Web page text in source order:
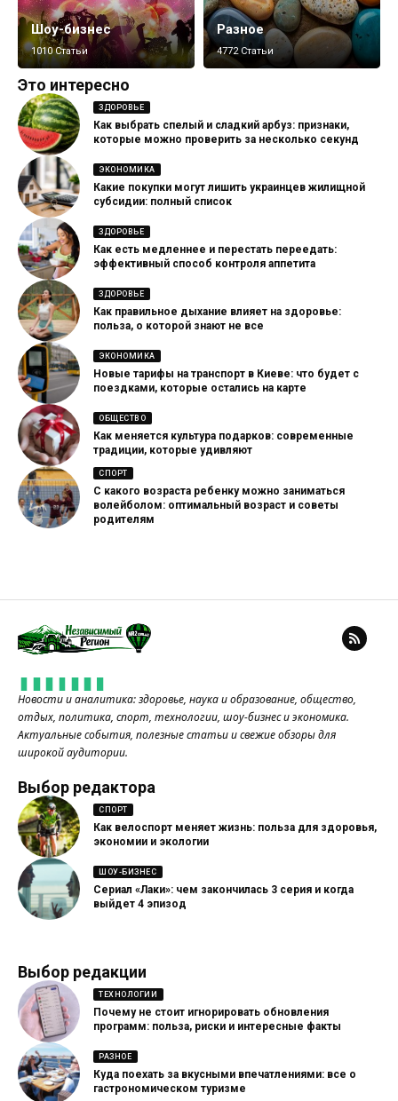
Шоу-бизнес
1010 Статьи
Разное
4772 Статьи
Это интересно
ЗДОРОВЬЕ
Как выбрать спелый и сладкий арбуз: признаки,
которые можно проверить за несколько секунд
ЭКОНОМИКА
Какие покупки могут лишить украинцев жилищной
субсидии: полный список
ЗДОРОВЬЕ
Как есть медленнее и перестать переедать:
эффективный способ контроля аппетита
ЗДОРОВЬЕ
Как правильное дыхание влияет на здоровье:
польза, о которой знают не все
ЭКОНОМИКА
Новые тарифы на транспорт в Киеве: что будет с
поездками, которые остались на карте
ОБЩЕСТВО
Как меняется культура подарков: современные
традиции, которые удивляют
СПОРТ
С какого возраста ребенку можно заниматься
волейболом: оптимальный возраст и советы
родителям
Новости и аналитика: здоровье, наука и образование, общество,
отдых, политика, спорт, технологии, шоу-бизнес и экономика.
Актуальные события, полезные статьи и свежие обзоры для
широкой аудитории.
Выбор редактора
СПОРТ
Как велоспорт меняет жизнь: польза для здоровья,
экономии и экологии
ШОУ-БИЗНЕС
Сериал «Лаки»: чем закончилась 3 серия и когда
выйдет 4 эпизод
Выбор редакции
ТЕХНОЛОГИИ
Почему не стоит игнорировать обновления
программ: польза, риски и интересные факты
РАЗНОЕ
Куда поехать за вкусными впечатлениями: все о
гастрономическом туризме